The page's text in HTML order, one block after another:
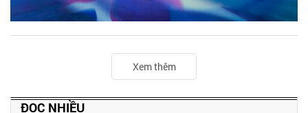
Xem thêm
ĐỌC NHIỀU